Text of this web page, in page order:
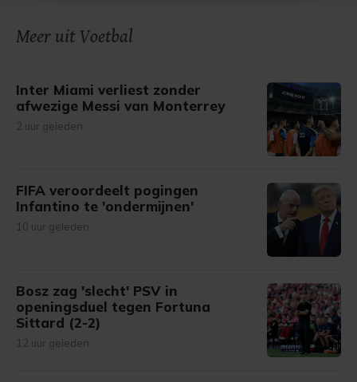
gemaakte keuze altijd wijzigen of intrekken.
Meer uit Voetbal
Inter Miami verliest zonder
afwezige Messi van Monterrey
2 uur geleden
FIFA veroordeelt pogingen
Infantino te 'ondermijnen'
10 uur geleden
Bosz zag 'slecht' PSV in
openingsduel tegen Fortuna
Sittard (2-2)
12 uur geleden